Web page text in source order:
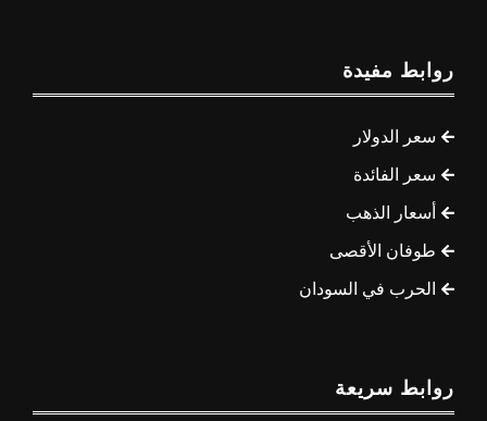
روابط مفيدة
سعر الدولار
سعر الفائدة
أسعار الذهب
طوفان الأقصى
الحرب في السودان
روابط سريعة